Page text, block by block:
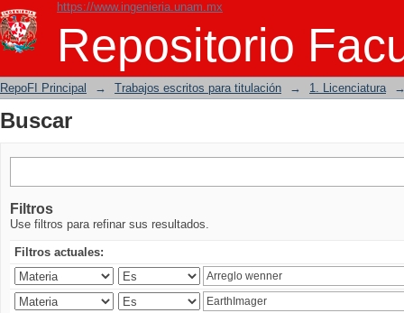
https://www.ingenieria.unam.mx
Repositorio
Buscar
RepoFI Principal → Trabajos escritos para titulación → 1. Licenciatura
Buscar
Filtros
Use filtros para refinar sus resultados.
Filtros actuales: